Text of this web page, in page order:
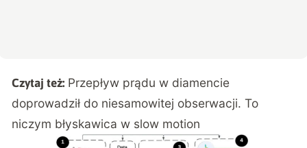
Czytaj też: Przepływ prądu w diamencie
doprowadził do niesamowitej obserwacji. To
niczym błyskawica w slow motion